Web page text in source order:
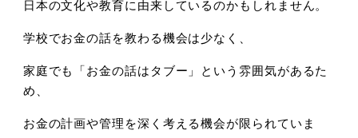
日本の文化や教育に由来しているのかもしれません。
学校でお金の話を教わる機会は少なく、
家庭でも「お金の話はタブー」という雰囲気があるた
め、
お金の計画や管理を深く考える機会が限られていま